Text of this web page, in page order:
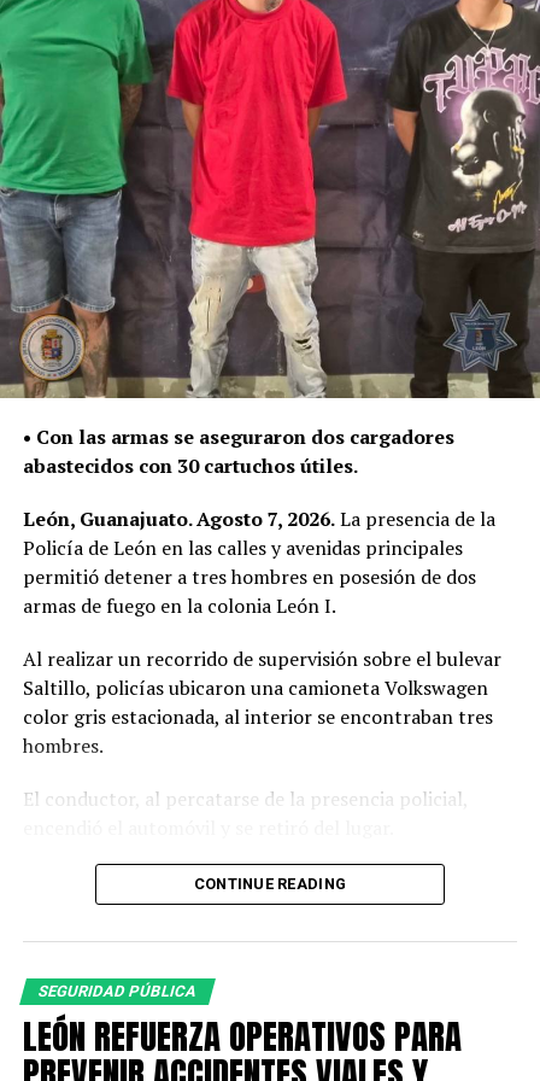
Fiscalía General del Estado, autoridad encargada de dar
seguimiento a las investigaciones y determinar su
situación jurídica.
De enero a julio de este año, la Policía de León ha
asegurado 187 mil 534 dosis de distintas sustancias,
como parte del trabajo para contener su posesión,
distribución y presunta venta.
La Secretaría de Seguridad, Prevención y Protección
Ciudadana continuará con la atención de reportes y la
intervención policial para retirar estas sustancias de las
calles y evitar que lleguen a niñas, niños y jóvenes.
• Con las armas se aseguraron dos cargadores
abastecidos con 30 cartuchos útiles.
León, Guanajuato. Agosto 7, 2026.La presencia de la
Policía de León en las calles y avenidas principales
permitió detener a tres hombres en posesión de dos
armas de fuego en la colonia León I.
Al realizar un recorrido de supervisión sobre el bulevar
Saltillo, policías ubicaron una camioneta Volkswagen
color gris estacionada, al interior se encontraban tres
hombres.
El conductor, al percatarse de la presencia policial,
Al circular cerca del vehículo, los oficiales observaron a
simple vista botellas de cerveza, por lo que le indicaron
detener la marcha ante una posible falta administrativa;
Los policías dieron seguimiento a la camioneta hasta
lograr detenerla sobre el bulevar Juan Alonso de Torres.
CONTINUE READING
SEGURIDAD PÚBLICA
LEÓN REFUERZA OPERATIVOS PARA